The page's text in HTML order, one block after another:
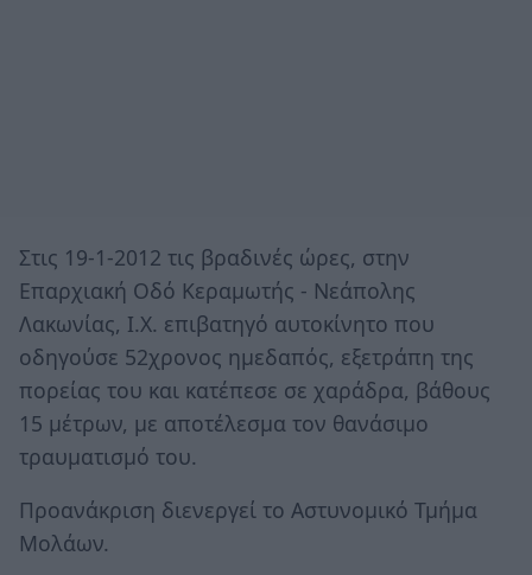
Στις 19-1-2012 τις βραδινές ώρες, στην
Επαρχιακή Οδό Κεραμωτής - Νεάπολης
Λακωνίας, Ι.Χ. επιβατηγό αυτοκίνητο που
οδηγούσε 52χρονος ημεδαπός, εξετράπη της
πορείας του και κατέπεσε σε χαράδρα, βάθους
15 μέτρων, με αποτέλεσμα τον θανάσιμο
τραυματισμό του.
Προανάκριση διενεργεί το Αστυνομικό Τμήμα
Μολάων.